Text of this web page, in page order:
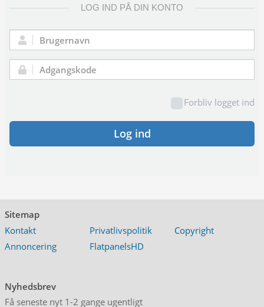
LOG IND PÅ DIN KONTO
Brugernavn:
Adgangskode:
Forbliv logget ind
Log ind
Sitemap
Kontakt
Privatlivspolitik
Copyright
Annoncering
FlatpanelsHD
Nyhedsbrev
Få seneste nyt 1-2 gange ugentligt